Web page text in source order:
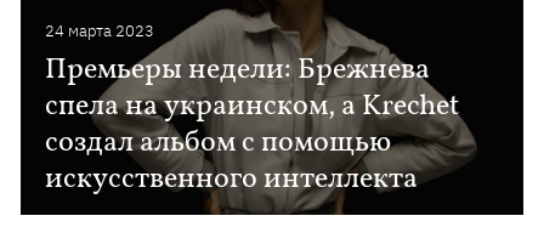
24 марта 2023
Премьеры недели: Брежнева
спела на украинском, а Krechet
создал альбом с помощью
искусственного интеллекта